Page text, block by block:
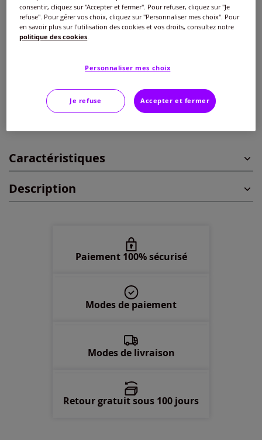
Longueur courte
Taille :
Veuillez sélectionner une taille
En stock
46 -En stock
48 -En stock
Ajouter au panier
Caractéristiques
Description
Paiement 100% sécurisé
Modes de paiement
Modes de livraison
Retour gratuit sous 100 jours
consentir, cliquez sur "Accepter et fermer". Pour refuser, cliquez sur "Je
refuse". Pour gérer vos choix, cliquez sur "Personnaliser mes choix". Pour
en savoir plus sur l'utilisation des cookies et vos droits, consultez notre
politique des cookies.
Personnaliser mes choix
Je refuse Accepter et fermer